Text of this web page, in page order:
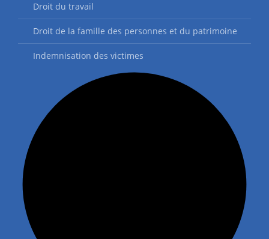
Droit du travail
Droit de la famille des personnes et du patrimoine
Indemnisation des victimes